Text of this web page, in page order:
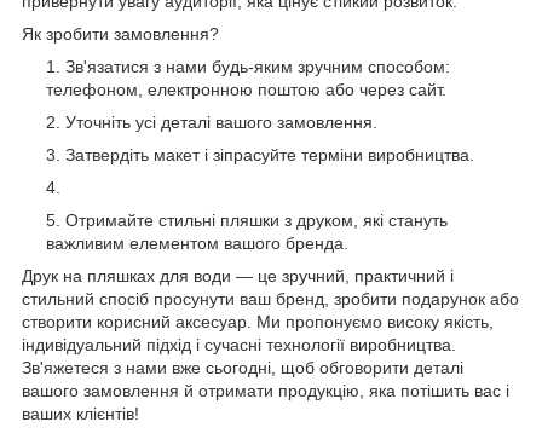
Як зробити замовлення?
Зв'язатися з нами будь-яким зручним способом:
телефоном, електронною поштою або через сайт.
Уточніть усі деталі вашого замовлення.
Затвердіть макет і зіпрасуйте терміни виробництва.
Отримайте стильні пляшки з друком, які стануть
важливим елементом вашого бренда.
Друк на пляшках для води — це зручний, практичний і
стильний спосіб просунути ваш бренд, зробити подарунок або
створити корисний аксесуар. Ми пропонуємо високу якість,
індивідуальний підхід і сучасні технології виробництва.
Зв'яжетеся з нами вже сьогодні, щоб обговорити деталі
вашого замовлення й отримати продукцію, яка потішить вас і
ваших клієнтів!